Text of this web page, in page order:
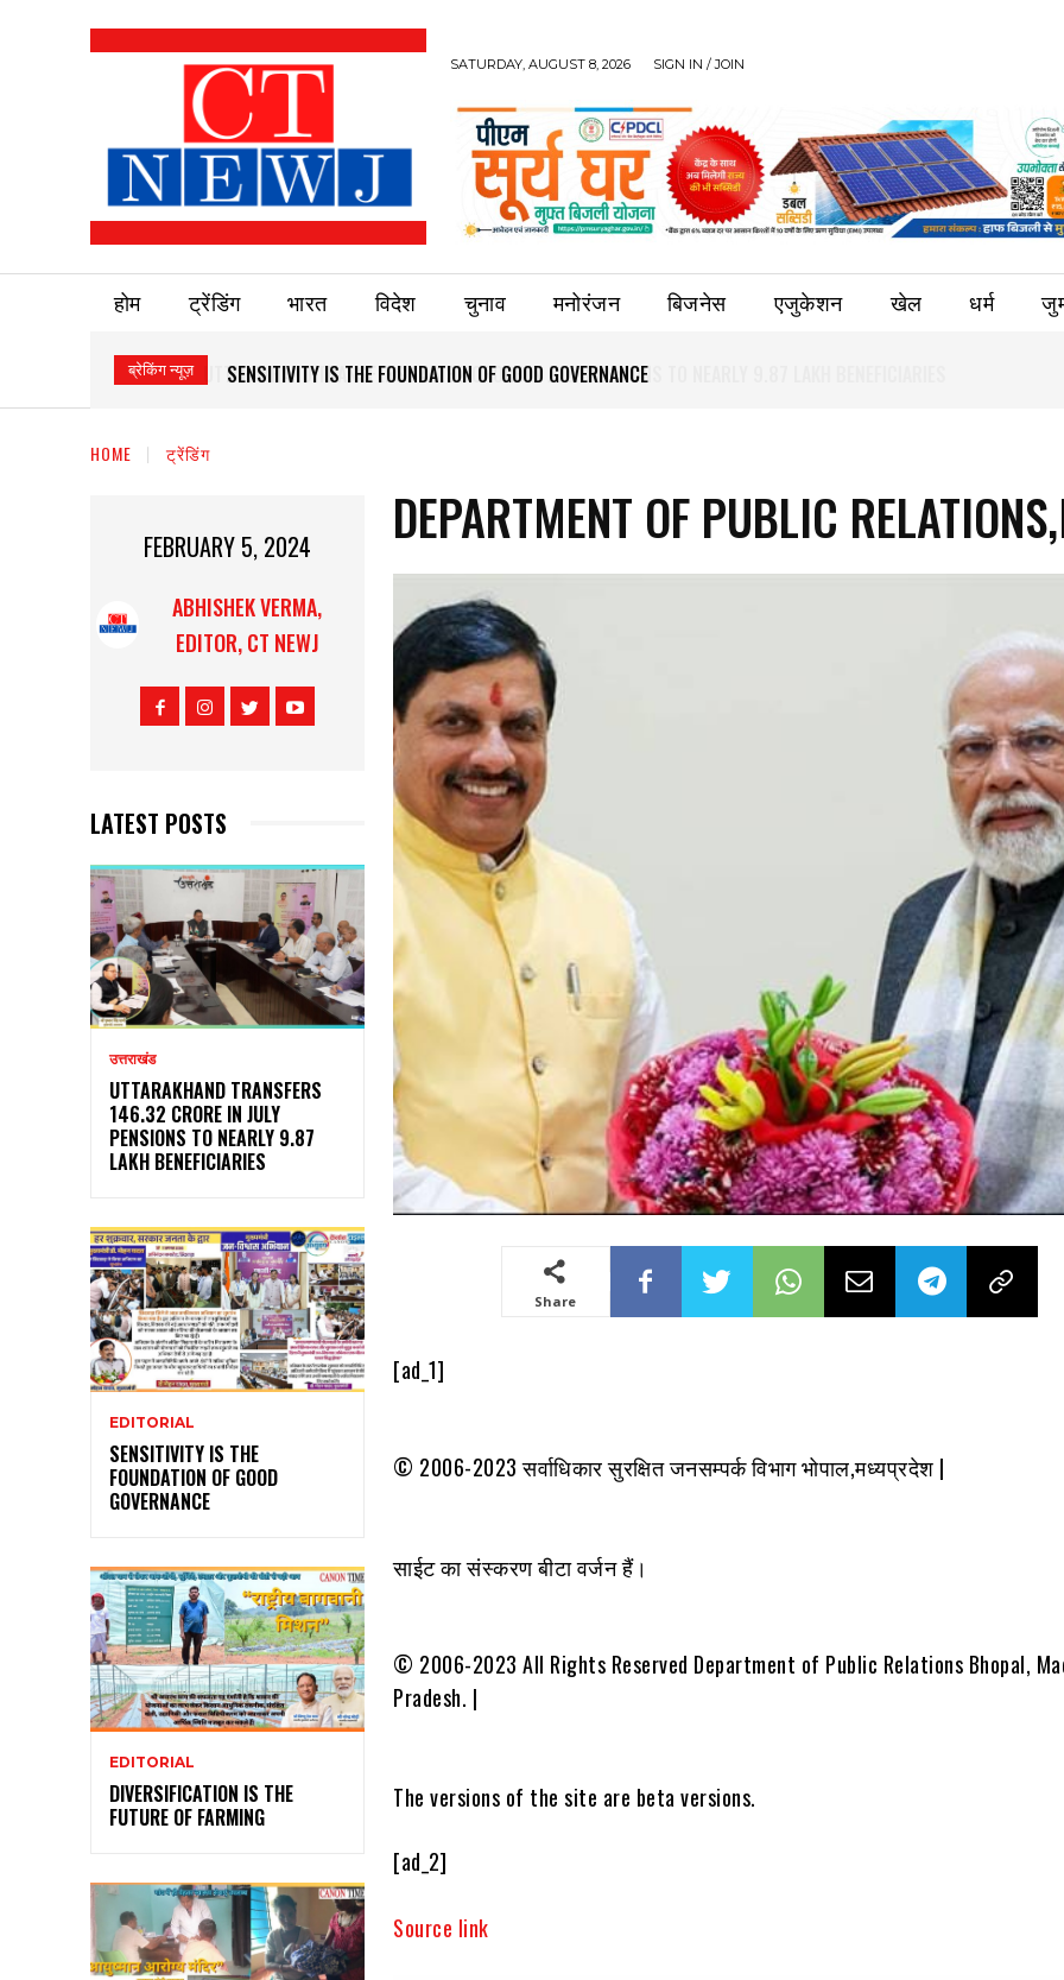
SATURDAY, AUGUST 8, 2026 SIGN IN / JOIN
होम ट्रेंडिंग भारत विदेश चुनाव मनोरंजन बिजनेस एजुकेशन खेल धर्म
ब्रेकिंग न्यूज़ SENSITIVITY IS THE FOUNDATION OF GOOD GOVERNANCE
HOME ट्रेंडिंग
FEBRUARY 5, 2024
ABHISHEK VERMA,
EDITOR, CT NEWJ
LATEST POSTS
उत्तराखंड
UTTARAKHAND TRANSFERS
₹146.32 CRORE IN JULY
PENSIONS TO NEARLY 9.87
LAKH BENEFICIARIES
EDITORIAL
SENSITIVITY IS THE
FOUNDATION OF GOOD
GOVERNANCE
EDITORIAL
DIVERSIFICATION IS THE
FUTURE OF FARMING
DEPARTMENT OF PUBLIC
Share
[ad_1]
© 2006-2023 सर्वाधिकार सुरक्षित जनसम्पर्क विभाग भोपाल,मध्यप्रदेश |
साईट का संस्करण बीटा वर्जन हैं।
© 2006-2023 All Rights Reserved Department of Public Relations Bhopal,
Pradesh. |
The versions of the site are beta versions.
[ad_2]
Source link